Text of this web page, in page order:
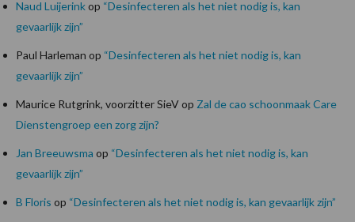
Naud Luijerinkop “Desinfecteren als het niet nodig is, kan
gevaarlijk zijn”
Paul Harleman op “Desinfecteren als het niet nodig is, kan
gevaarlijk zijn”
Maurice Rutgrink, voorzitter SieVop Zal de cao schoonmaak Care
Dienstengroep een zorg zijn?
Jan Breeuwsma op “Desinfecteren als het niet nodig is, kan
gevaarlijk zijn”
B Floris op “Desinfecteren als het niet nodig is, kan gevaarlijk zijn”